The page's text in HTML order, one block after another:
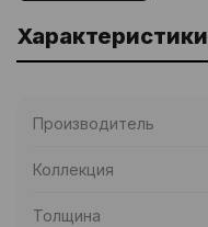
Характеристики
Производитель
Коллекция
Толщина